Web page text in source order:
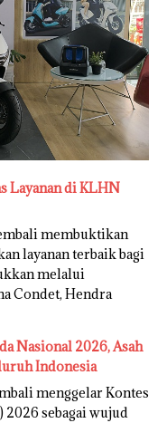
Layanan di KLHN
membuktikan
layanan terbaik bagi
melalui
Condet, Hendra
Nasional 2026, Asah
Indonesia
menggelar Kontes
2026 sebagai wujud